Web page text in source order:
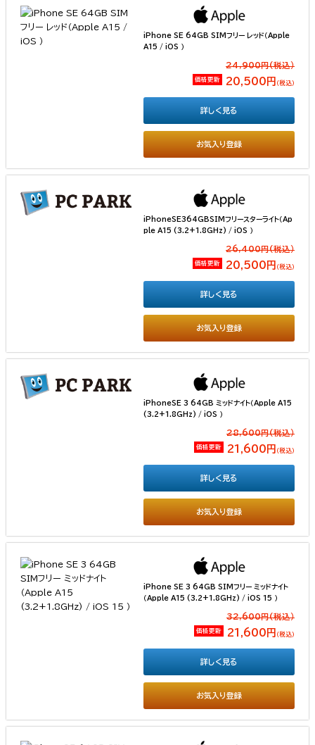
iPhone SE 64GB SIMフリー レッド（Apple
A15 / iOS ）
24,900円(税込）
価格更新 20,500円 （税込）
お気入り登録
詳しく見る
iPhoneSE364GBSIMフリースターライト（Ap
ple A15 (3.2+1.8GHz) / iOS ）
26,400円(税込）
価格更新 20,500円 （税込）
お気入り登録
詳しく見る
iPhoneSE 3 64GB ミッドナイト（Apple A15
(3.2+1.8GHz) / iOS ）
28,600円(税込）
価格更新 21,600円 （税込）
お気入り登録
詳しく見る
iPhone SE 3 64GB SIMフリー ミッドナイト
（Apple A15 (3.2+1.8GHz) / iOS 15 ）
32,600円(税込）
価格更新 21,600円 （税込）
お気入り登録
詳しく見る